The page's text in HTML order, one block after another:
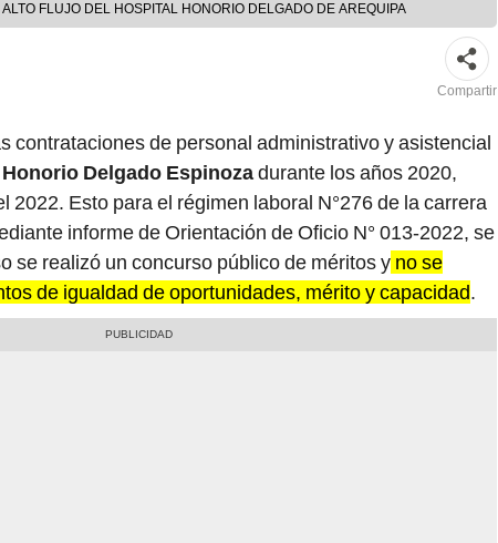
FLUJO DEL HOSPITAL HONORIO DELGADO DE AREQUIPA
Compartir
contrataciones de personal administrativo y asistencial
Delgado Espinozadurante los años 2020,
2022. Esto para el régimen laboral N°276 de la carrera
informe de Orientación de Oficio N° 013-2022, se
se realizó un concurso público de méritos y no se
de igualdad de oportunidades, mérito y capacidad.